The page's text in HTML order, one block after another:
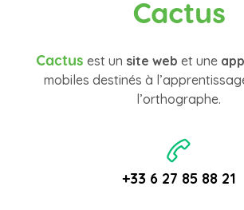
Cactus
Cactus est un site web et une
mobiles destinés à
l’orthographe.
+33 6 27 85 88 21